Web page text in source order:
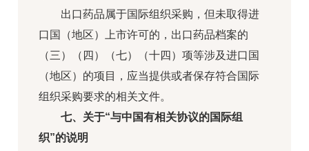
出口药品属于国际组织采购，但未取得进
口国（地区）上市许可的，出口药品档案的
（三）（四）（七）（十四）项等涉及进口国
（地区）的项目，应当提供或者保存符合国际
组织采购要求的相关文件。
七、关于“与中国有相关协议的国际组
织”的说明